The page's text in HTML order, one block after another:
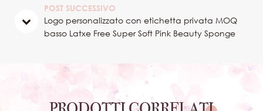
POST SUCCESSIVO
Logo personalizzato con etichetta privata MOQ
basso Latxe Free Super Soft Pink Beauty Sponge